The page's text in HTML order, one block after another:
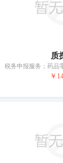
质
￥